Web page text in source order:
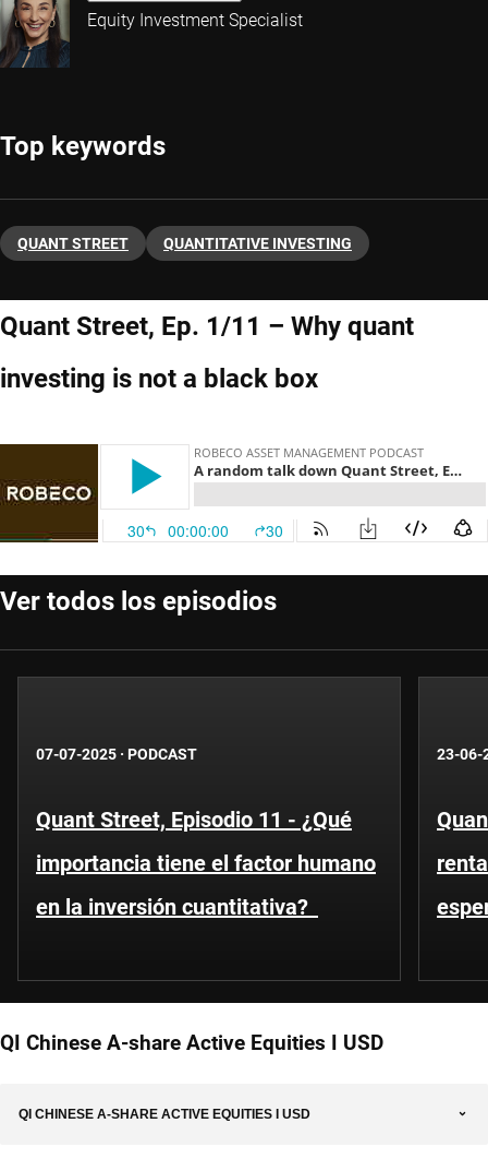
Equity Investment Specialist
Top keywords
QUANT STREET QUANTITATIVE INVESTING
Quant Street, Ep. 1/11 – Why quant
investing is not a black box
Ver todos los episodios
07-07-2025 · PODCAST
Quant Street, Episodio 11 - ¿Qué
importancia tiene el factor humano
en la inversión cuantitativa?
23-06-
QI Chinese A-share Active Equities I USD
QI CHINESE A-SHARE ACTIVE EQUITIES I USD